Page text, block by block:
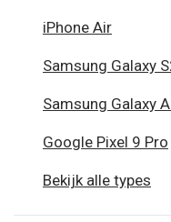
iPhone Air
Samsung Galaxy
Samsung Galaxy
Google Pixel 9 Pro
Bekijk alle types